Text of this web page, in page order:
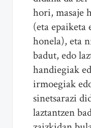
hori, masaje
(eta epaiketa
honela), eta
badut, edo
handiegiak
irmoegiak
sinetsarazi
laztantzen